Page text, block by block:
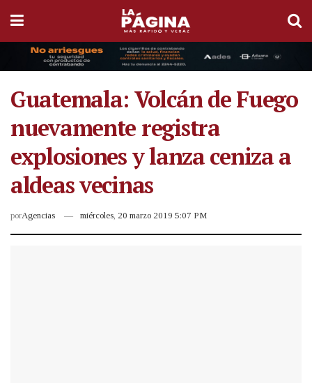
Guatemala: Volcán de Fuego
nuevamente registra
explosiones y lanza ceniza a
aldeas vecinas
porAgencias miércoles, 20 marzo 2019 5:07 PM